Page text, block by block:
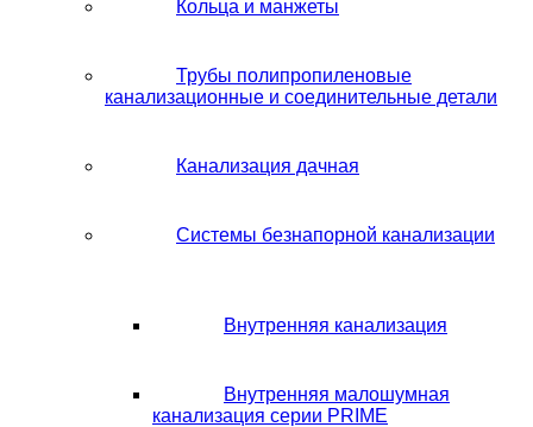
Кольца и манжеты
Трубы полипропиленовые
канализационные и соединительные детали
Канализация дачная
Системы безнапорной канализации
Внутренняя канализация
Внутренняя малошумная
канализация серии PRIME